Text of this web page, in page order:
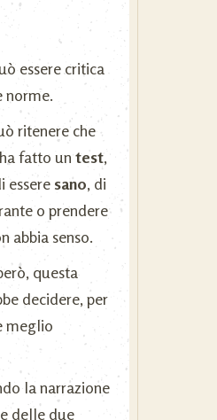
essere critica
norme.
ritenere che
fatto untest,
essere sano, di
o prendere
abbia senso.
questa
decidere, per
meglio
la narrazione
delle due